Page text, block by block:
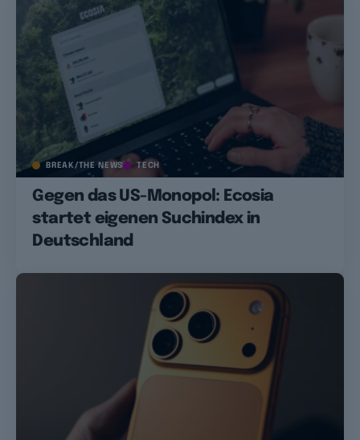
BREAK/THE NEWS TECH
Gegen das US-Monopol: Ecosia
startet eigenen Suchindex in
Deutschland